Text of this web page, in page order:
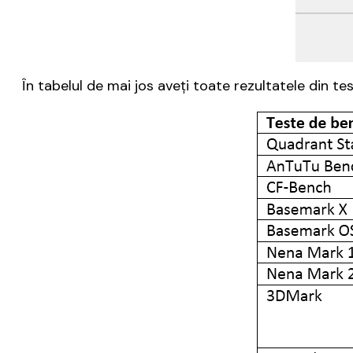
În tabelul de mai jos aveți toate rezultatele din